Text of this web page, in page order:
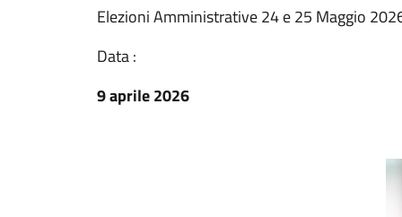
Elezioni Amministrative 24 e 25 Maggio
Data :
9 aprile 2026